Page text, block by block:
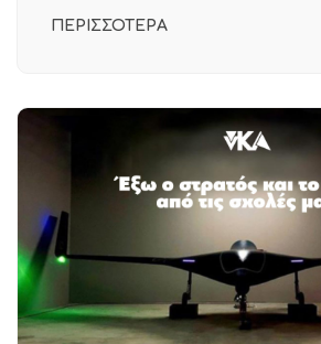
ΠΕΡΙΣΣΟΤΕΡΑ